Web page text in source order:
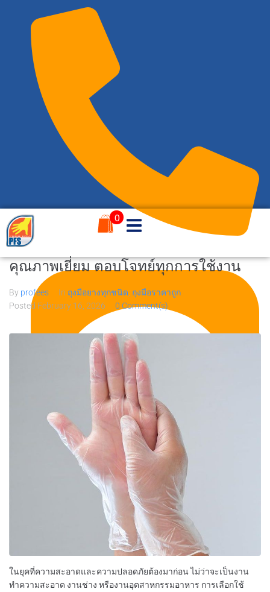
086-4884291
0
คุณภาพเยี่ยม ตอบโจทย์ทุกการใช้งาน
By profees In ถุงมือยางทุกชนิด ถุงมือราคาถูก
Posted February 16, 2026 0 Comment(s)
ในยุคที่ความสะอาดและความปลอดภัยต้องมาก่อน ไม่ว่าจะเป็นงาน
ทำความสะอาด งานช่าง หรืองานอุตสาหกรรมอาหาร การเลือกใช้